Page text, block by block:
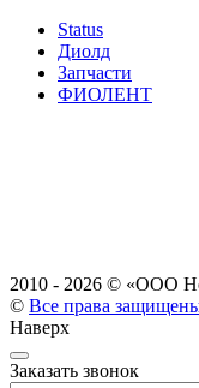
Status
Диолд
Запчасти
ФИОЛЕНТ
2010 - 2026 © «ООО
© Все права
Наверх
Заказать звонок